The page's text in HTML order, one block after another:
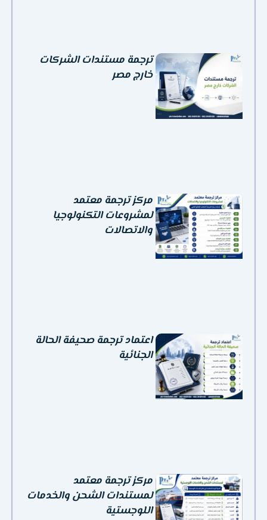
ترجمة مستندات الشركات
خارج مصر
مركز ترجمة معتمد
لمشروعات التكنولوجيا
والاتصالات
اعتماد ترجمة صحيفة الحالة
الجنائية
مركز ترجمة معتمد
لمستندات الشحن والخدمات
اللوجستية